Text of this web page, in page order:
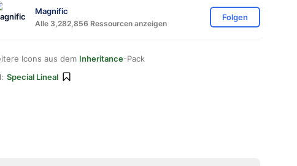
Magnific
Alle 3,282,856 Ressourcen anzeigen
Folgen
Icons aus dem Inheritance-Pack
Special Lineal